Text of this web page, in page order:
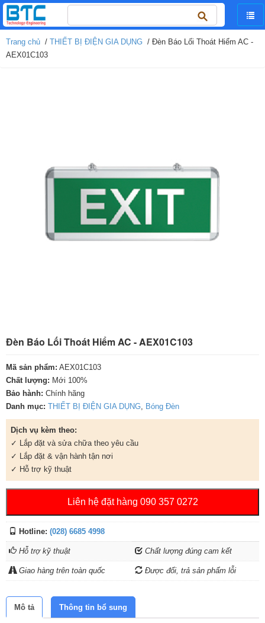
Tìm
kiếm
Trang chủ / THIẾT BỊ ĐIỆN GIA DỤNG / Đèn Báo Lối Thoát Hiểm AC -
AEX01C103
Đèn Báo Lối Thoát Hiểm AC - AEX01C103
Mã sản phẩm: AEX01C103
Chất lượng: Mới 100%
Bảo hành: Chính hãng
Danh mục: THIẾT BỊ ĐIỆN GIA DỤNG, Bóng Đèn
Dịch vụ kèm theo:
✓ Lắp đặt và sửa chữa theo yêu cầu
✓ Lắp đặt & vận hành tận nơi
✓ Hỗ trợ kỹ thuật
Liên hệ đặt hàng 090 357 0272
Hotline: (028) 6685 4998
Hỗ trợ kỹ thuật Chất lượng đúng cam kết
Giao hàng trên toàn quốc Được đổi, trả sản phẩm lỗi
Mô tả Thông tin bổ sung